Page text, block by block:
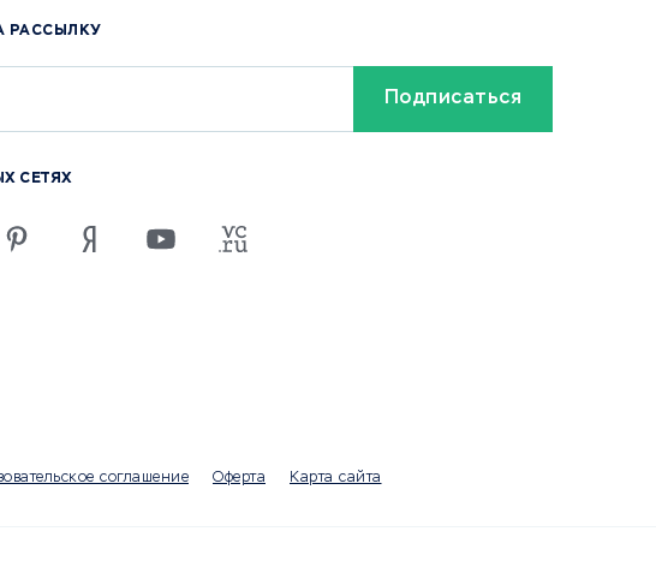
РАССЫЛКУ
СЕТЯХ
соглашение Оферта Карта сайта